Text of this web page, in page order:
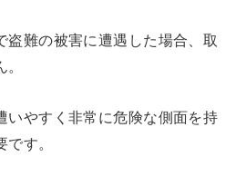
盗難の被害に遭遇した場合、取
いやすく非常に危険な側面を持
す。